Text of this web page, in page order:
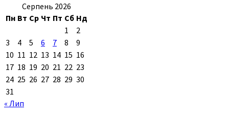
Серпень 2026
Пн Вт Ср Чт Пт Сб Нд
1
2
3
4 5 6 7 8
9
10 11 12 13 14 15 16
17 18 19 20 21 22 23
24 25 26 27 28 29 30
31
« Лип